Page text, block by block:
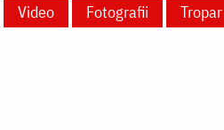
Video Fotografii Tropar